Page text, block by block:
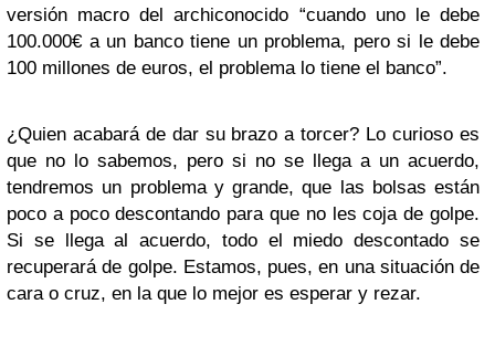
versión macro del archiconocido “cuando uno le debe
100.000€ a un banco tiene un problema, pero si le debe
100 millones de euros, el problema lo tiene el banco”.
¿Quien acabará de dar su brazo a torcer? Lo curioso es
que no lo sabemos, pero si no se llega a un acuerdo,
tendremos un problema y grande, que las bolsas están
poco a poco descontando para que no les coja de golpe.
Si se llega al acuerdo, todo el miedo descontado se
recuperará de golpe. Estamos, pues, en una situación de
cara o cruz, en la que lo mejor es esperar y rezar.